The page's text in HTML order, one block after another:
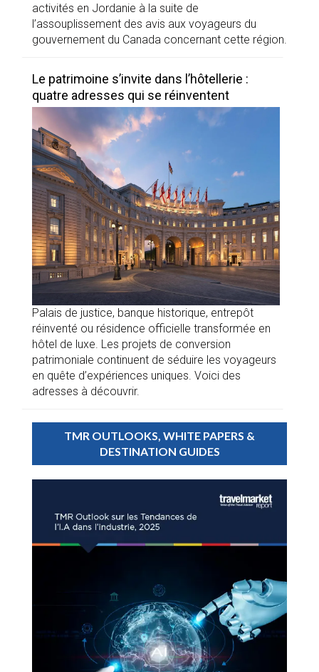
activités en Jordanie à la suite de
l’assouplissement des avis aux voyageurs du
gouvernement du Canada concernant cette région.
Le patrimoine s’invite dans l’hôtellerie :
quatre adresses qui se réinventent
Palais de justice, banque historique, entrepôt
réinventé ou résidence officielle transformée en
hôtel de luxe. Les projets de conversion
patrimoniale continuent de séduire les voyageurs
en quête d’expériences uniques. Voici des
adresses à découvrir.
TMR OUTLOOKS, WHITE PAPERS &
DESTINATION GUIDES